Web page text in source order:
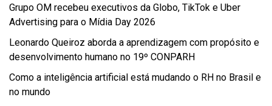
Grupo OM recebeu executivos da Globo, TikTok e Uber
Advertising para o Mídia Day 2026
Leonardo Queiroz aborda a aprendizagem com propósito e
desenvolvimento humano no 19º CONPARH
Como a inteligência artificial está mudando o RH no Brasil e
no mundo